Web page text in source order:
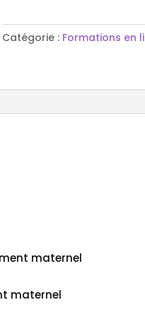
Catégorie : Formations en
maternel
maternel